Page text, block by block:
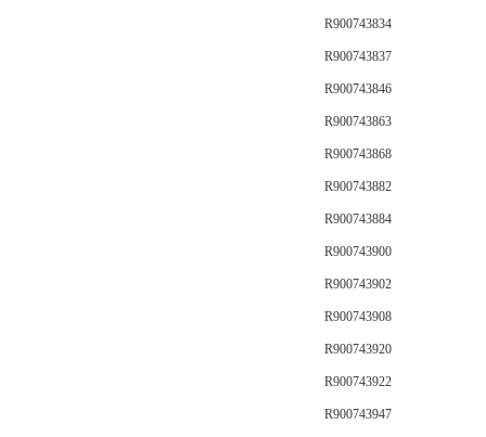
R900743834
R900743837
R900743846
R900743863
R900743868
R900743882
R900743884
R900743900
R900743902
R900743908
R900743920
R900743922
R900743947